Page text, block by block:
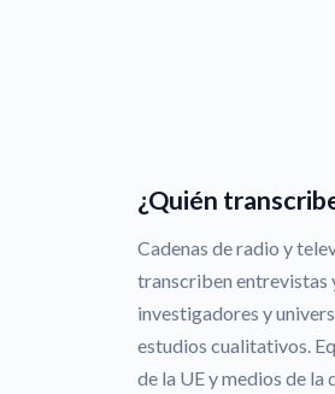
¿Quién
Cadenas de radio y
transcriben entrevistas
investigadores y
estudios cualitativos.
de la UE y medios de la